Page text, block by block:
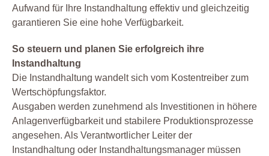
Aufwand für Ihre Instandhaltung effektiv und gleichzeitig
garantieren Sie eine hohe Verfügbarkeit.
So steuern und planen Sie erfolgreich ihre
Instandhaltung
Die Instandhaltung wandelt sich vom Kostentreiber zum
Wertschöpfungsfaktor.
Ausgaben werden zunehmend als Investitionen in höhere
Anlagenverfügbarkeit und stabilere Produktionsprozesse
angesehen. Als Verantwortlicher Leiter der
Instandhaltung oder Instandhaltungsmanager müssen